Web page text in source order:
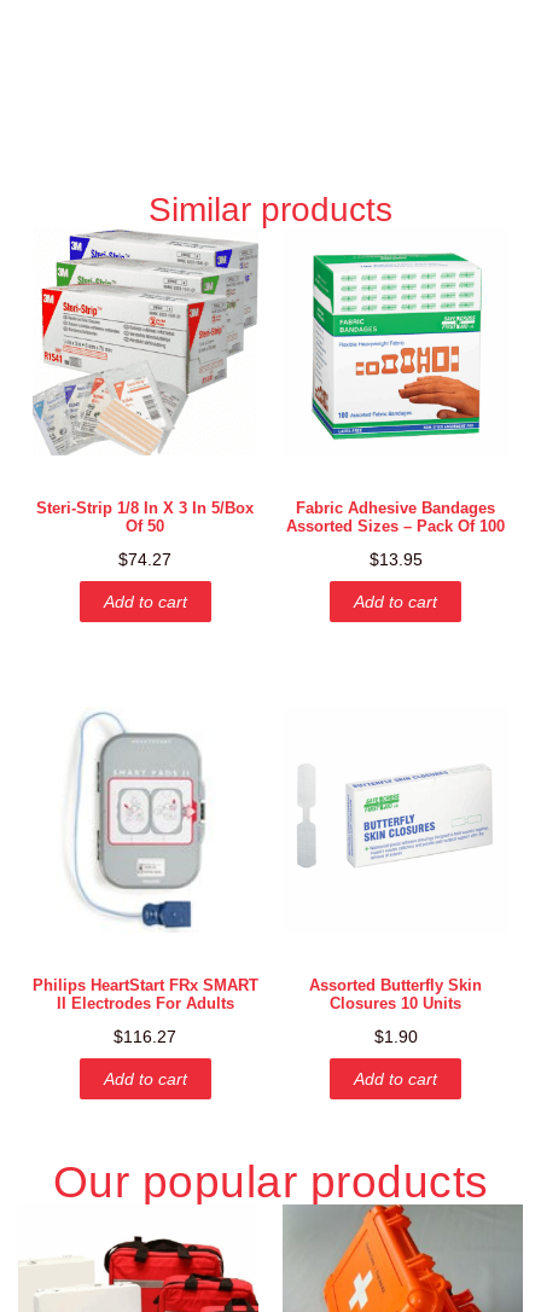
Similar products
Steri-Strip 1/8 In X 3 In 5/box
Of 50
$74.27
Add to cart
Fabric Adhesive Bandages
Assorted Sizes – Pack Of 100
$13.95
Add to cart
Philips HeartStart FRx SMART
II Electrodes For Adults
$116.27
Add to cart
Assorted Butterfly Skin
Closures 10 Units
$1.90
Add to cart
Our popular products